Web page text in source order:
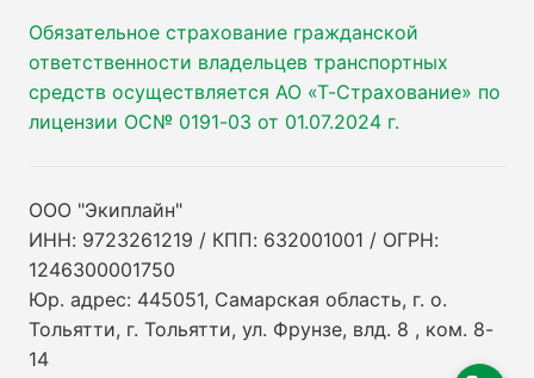
Обязательное страхование гражданской
ответственности владельцев транспортных
средств осуществляется АО «Т-Страхование» по
лицензии ОС№ 0191-03 от 01.07.2024 г.
ООО "Экиплайн"
ИНН: 9723261219 / КПП: 632001001 / ОГРН:
1246300001750
Юр. адрес: 445051, Самарская область, г. о.
Тольятти, г. Тольятти, ул. Фрунзе, влд. 8 , ком. 8-
14